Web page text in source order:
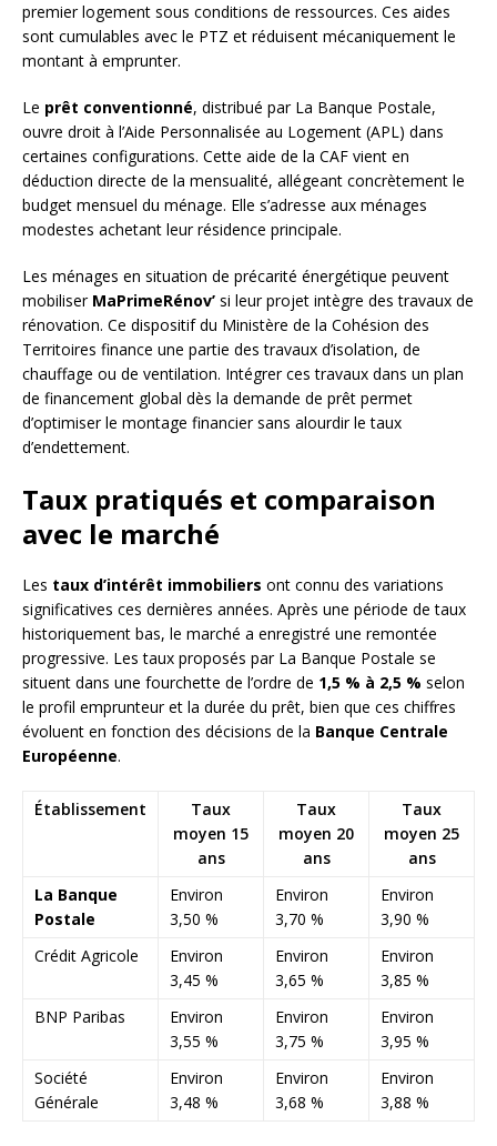
premier logement sous conditions de ressources. Ces aides
sont cumulables avec le PTZ et réduisent mécaniquement le
montant à emprunter.
Le prêt conventionné, distribué par La Banque Postale,
ouvre droit à l’Aide Personnalisée au Logement (APL) dans
certaines configurations. Cette aide de la CAF vient en
déduction directe de la mensualité, allégeant concrètement le
budget mensuel du ménage. Elle s’adresse aux ménages
modestes achetant leur résidence principale.
Les ménages en situation de précarité énergétique peuvent
mobiliser MaPrimeRénov’ si leur projet intègre des travaux de
rénovation. Ce dispositif du Ministère de la Cohésion des
Territoires finance une partie des travaux d’isolation, de
chauffage ou de ventilation. Intégrer ces travaux dans un plan
de financement global dès la demande de prêt permet
d’optimiser le montage financier sans alourdir le taux
d’endettement.
Taux pratiqués et comparaison
avec le marché
Les taux d’intérêt immobiliers ont connu des variations
significatives ces dernières années. Après une période de taux
historiquement bas, le marché a enregistré une remontée
progressive. Les taux proposés par La Banque Postale se
situent dans une fourchette de l’ordre de 1,5 % à 2,5 % selon
le profil emprunteur et la durée du prêt, bien que ces chiffres
évoluent en fonction des décisions de la Banque Centrale
Européenne.
Établissement
Taux
moyen 15
ans
Taux
moyen 20
ans
Taux
moyen 25
ans
La Banque
Postale
Environ
3,50 %
Environ
3,70 %
Environ
3,90 %
Crédit Agricole
Environ
3,45 %
Environ
3,65 %
Environ
3,85 %
BNP Paribas
Environ
3,55 %
Environ
3,75 %
Environ
3,95 %
Société
Générale
Environ
3,48 %
Environ
3,68 %
Environ
3,88 %